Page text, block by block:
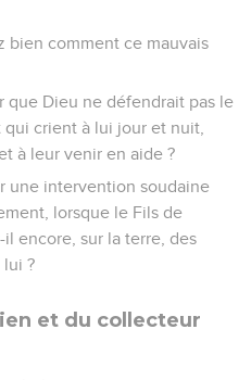
bien comment ce mauvais
que Dieu ne défendrait pas le
qui crient à lui jour et nuit,
à leur venir en aide ?
une intervention soudaine
lorsque le Fils de
encore, sur la terre, des
lui ?
et du collecteur